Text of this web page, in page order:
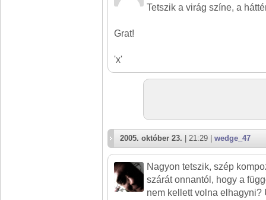
Tetszik a virág színe, a
Grat!
'x'
2005. október 23. | 21:29 | wedge_47
Nagyon tetszik, szép
szárát onnantól, hogy a
nem kellett volna elhagyni?